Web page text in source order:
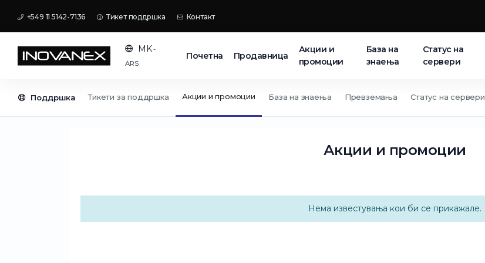
+549 11 5142-7136 Тикет поддршка Контакт
MK-
ARS
Почетна Продавница
Акции и
промоции
База на
знаења
Статус на
сервери
Поддршка Тикети за поддршка Акции и промоции База на знаења Превземања Статус на сервери
Акции и промоции
Нема известувања кои би се прикажале.